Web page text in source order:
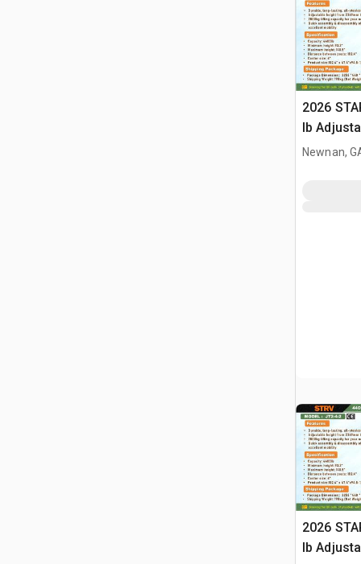
2026
lb
Gantry
Newnan,
2026
lb